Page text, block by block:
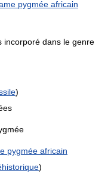
pygmée africain
incorporé dans le genre
)
pygmée africain
)